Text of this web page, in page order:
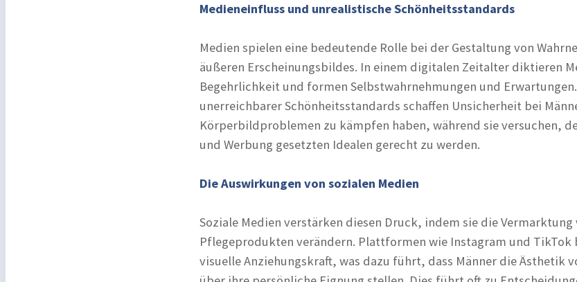
Medieneinfluss und unrealistische Schönheitsstandards
Medien spielen eine bedeutende Rolle bei der Gestaltung von
äußeren Erscheinungsbildes. In einem digitalen Zeitalter diktieren
Begehrlichkeit und formen Selbstwahrnehmungen und
unerreichbarer Schönheitsstandards schaffen Unsicherheit bei
Körperbildproblemen zu kämpfen haben, während sie versuchen,
und Werbung gesetzten Idealen gerecht zu werden.
Die Auswirkungen von sozialen Medien
Soziale Medien verstärken diesen Druck, indem sie die Vermarktung
Pflegeprodukten verändern. Plattformen wie Instagram und TikTok
visuelle Anziehungskraft, was dazu führt, dass Männer die Ästhetik